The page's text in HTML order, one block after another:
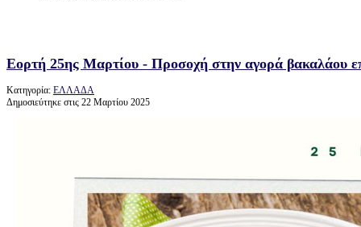
Εορτή 25ης Μαρτίου - Προσοχή στην αγορά βακαλάου
Κατηγορία: ΕΛΛΑΔΑ
Δημοσιεύτηκε στις 22 Μαρτίου 2025